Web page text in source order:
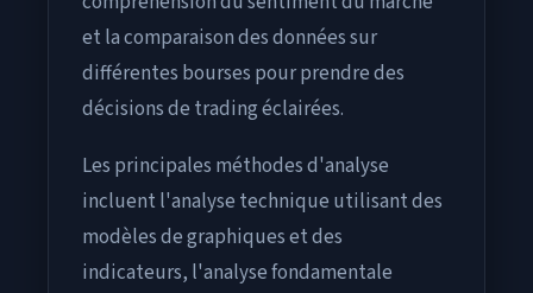
et la comparaison des données sur
différentes bourses pour prendre des
décisions de trading éclairées.
Les principales méthodes d'analyse
incluent l'analyse technique utilisant des
modèles de graphiques et des
indicateurs, l'analyse fondamentale